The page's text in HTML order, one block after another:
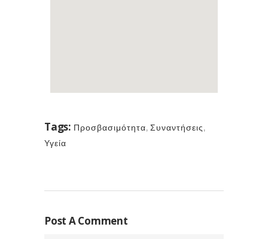
Tags: Προσβασιμότητα, Συναντήσεις,
Υγεία
Post A Comment